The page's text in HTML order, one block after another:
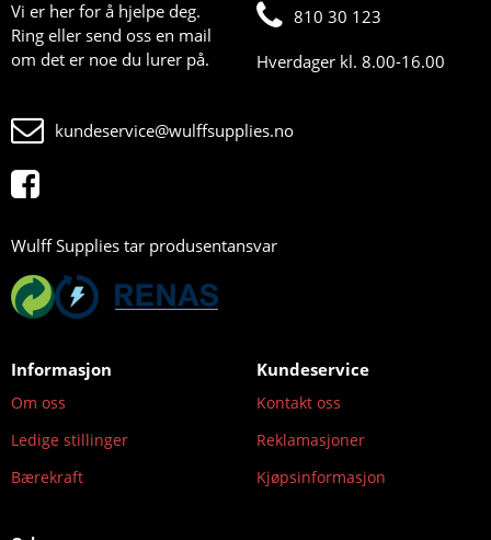
Vi er her for å hjelpe deg.
Ring eller send oss en mail
om det er noe du lurer på.
810 30 123
Hverdager kl. 8.00-16.00
kundeservice@wulffsupplies.no
Wulff Supplies tar produsentansvar
Informasjon
Om oss
Ledige stillinger
Bærekraft
Kundeservice
Kontakt oss
Reklamasjoner
Kjøpsinformasjon